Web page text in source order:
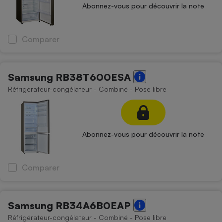
Abonnez-vous pour découvrir la note
Comparer
Samsung RB38T600ESA
Réfrigérateur-congélateur - Combiné - Pose libre
Abonnez-vous pour découvrir la note
Comparer
Samsung RB34A6B0EAP
Réfrigérateur-congélateur - Combiné - Pose libre
Climatiseur -
Ventilateur
Téléphone mobile -
Antivirus
Climatiseur -